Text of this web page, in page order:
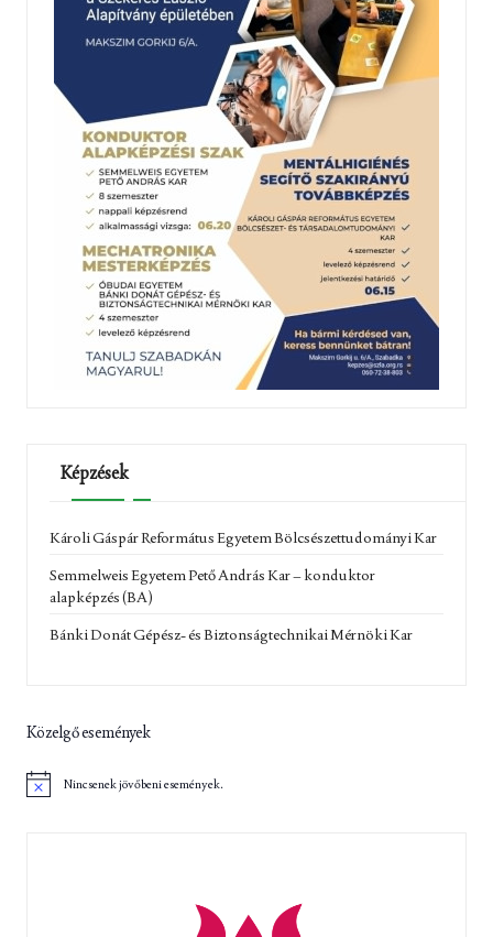
Képzések
Károli Gáspár Református Egyetem Bölcsészettudományi Kar
Semmelweis Egyetem Pető András Kar – konduktor
alapképzés (BA)
Bánki Donát Gépész- és Biztonságtechnikai Mérnöki Kar
Közelgő események
Nincsenek jövőbeni események.